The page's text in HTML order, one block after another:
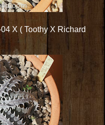
X ( Toothy X Richard